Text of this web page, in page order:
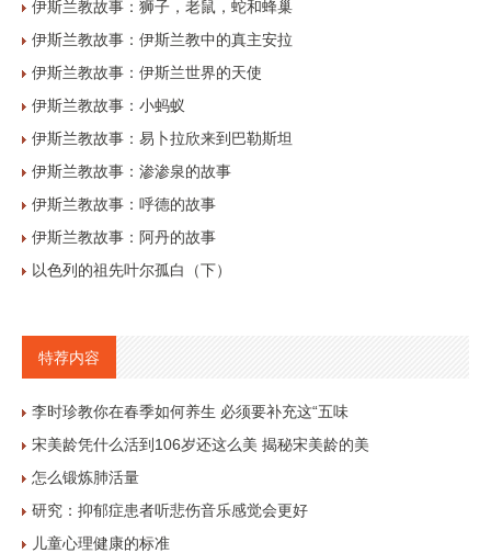
伊斯兰教故事：狮子，老鼠，蛇和蜂巢
伊斯兰教故事：伊斯兰教中的真主安拉
伊斯兰教故事：伊斯兰世界的天使
伊斯兰教故事：小蚂蚁
伊斯兰教故事：易卜拉欣来到巴勒斯坦
伊斯兰教故事：渗渗泉的故事
伊斯兰教故事：呼德的故事
伊斯兰教故事：阿丹的故事
以色列的祖先叶尔孤白（下）
特荐内容
李时珍教你在春季如何养生 必须要补充这“五味
宋美龄凭什么活到106岁还这么美 揭秘宋美龄的美
怎么锻炼肺活量
研究：抑郁症患者听悲伤音乐感觉会更好
儿童心理健康的标准